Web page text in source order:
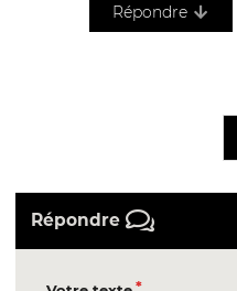
Répondre
Répondre